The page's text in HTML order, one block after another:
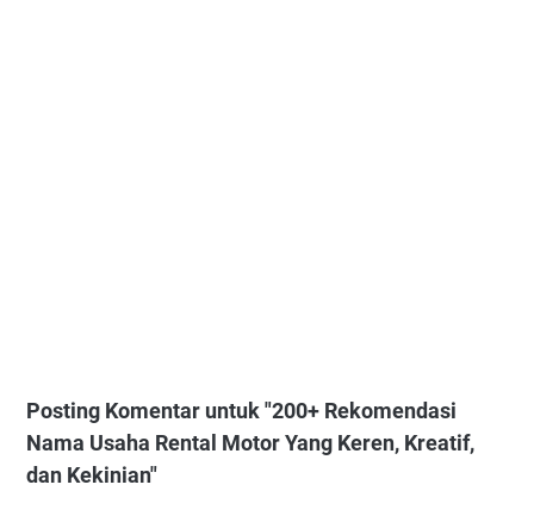
Posting Komentar untuk "200+ Rekomendasi
Nama Usaha Rental Motor Yang Keren, Kreatif,
dan Kekinian"